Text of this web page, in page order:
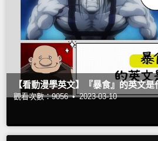
【看動漫學英文】『暴食』的英文是
觀看次數：9056 • 2023-03-10